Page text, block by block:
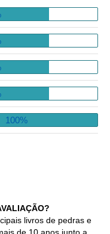
livros de pedras e
de 10 anos junto a
100%